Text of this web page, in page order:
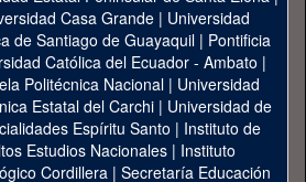
Casa Grande | Universidad
de Santiago de Guayaquil| Pontificia
Católica del Ecuador - Ambato |
Politécnica Nacional| Universidad
Estatal del Carchi| Universidad de
Espíritu Santo | Instituto de
Estudios Nacionales | Instituto
Cordillera | Secretaría Educación